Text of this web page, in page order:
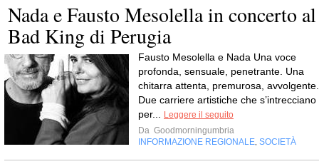
Nada e Fausto Mesolella in concerto al
Bad King di Perugia
Fausto Mesolella e Nada Una voce
profonda, sensuale, penetrante. Una
chitarra attenta, premurosa, avvolgente.
Due carriere artistiche che s’intrecciano
per... Leggere il seguito
Da Goodmorningumbria
INFORMAZIONE REGIONALE, SOCIETÀ